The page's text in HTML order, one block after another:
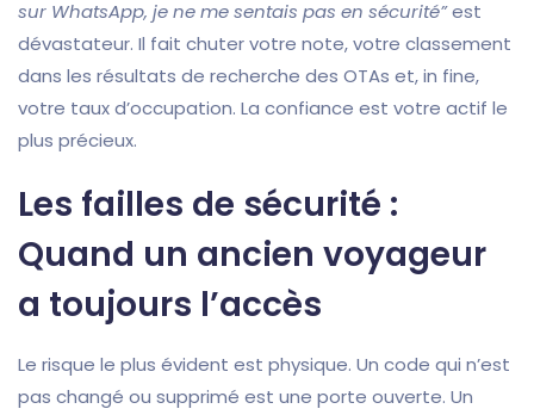
sur WhatsApp, je ne me sentais pas en sécurité”est
dévastateur. Il fait chuter votre note, votre classement
dans les résultats de recherche des OTAs et, in fine,
votre taux d’occupation. La confiance est votre actif le
plus précieux.
Les failles de sécurité :
Quand un ancien voyageur
a toujours l’accès
Le risque le plus évident est physique. Un code qui n’est
pas changé ou supprimé est une porte ouverte. Un